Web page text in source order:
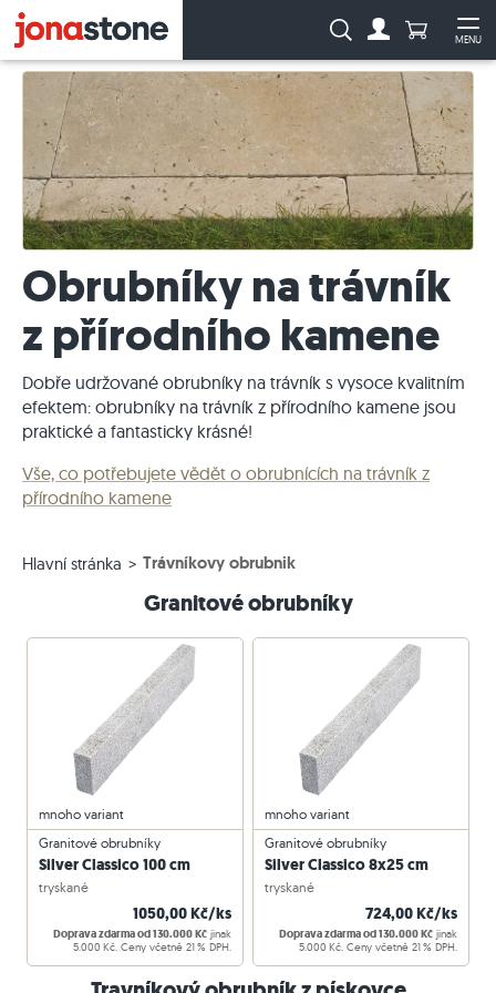
MENU
Vyhledávání:Počet
Obrubníky na trávník
z přírodního kamene
Dobře udržované obrubníky na trávník s vysoce kvalitním
efektem: obrubníky na trávník z přírodního kamene jsou
praktické a fantasticky krásné!
Vše, co potřebujete vědět o obrubnících na trávník z
přírodního kamene
Hlavní stránka Trávníkovy obrubnik
Granitové obrubníky
Granitové obrubníky
Silver Classico 100 cm
tryskané
1050,00 Kč/ks
Doprava zdarma od 130.000 Kč jinak
5.000 Kč. Ceny včetně 21 % DPH.
mnoho variant
Granitové obrubníky
Silver Classico 8x25 cm
tryskané
724,00 Kč/ks
Doprava zdarma od 130.000 Kč jinak
5.000 Kč. Ceny včetně 21 % DPH.
mnoho variant